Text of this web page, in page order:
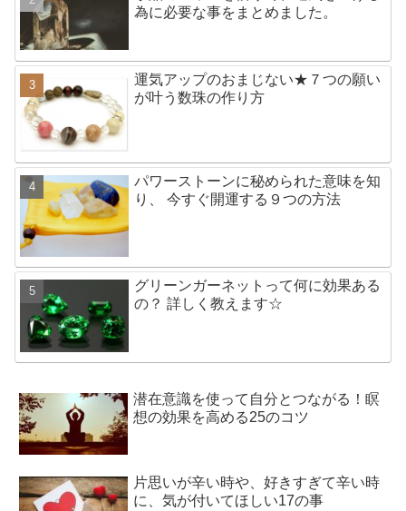
為に必要な事をまとめました。
運気アップのおまじない★７つの願い
が叶う数珠の作り方
パワーストーンに秘められた意味を知
り、 今すぐ開運する９つの方法
グリーンガーネットって何に効果ある
の？ 詳しく教えます☆
潜在意識を使って自分とつながる！瞑
想の効果を高める25のコツ
片思いが辛い時や、好きすぎて辛い時
に、気が付いてほしい17の事